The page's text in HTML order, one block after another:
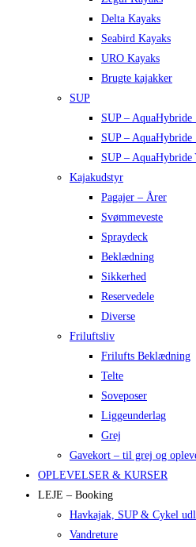
Delta Kayaks
Seabird Kayaks
URO Kayaks
Brugte kajakker
SUP
SUP –
SUP –
SUP – AquaHybride
Kajakudstyr
Pagajer – Årer
Svømmeveste
Spraydeck
Beklædning
Sikkerhed
Reservedele
Diverse
Friluftsliv
Frilufts Beklædning
Telte
Soveposer
Liggeunderlag
Grej
Gavekort – til grej og
OPLEVELSER & KURSER
LEJE – Booking
Havkajak, SUP & Cykel
Vandreture